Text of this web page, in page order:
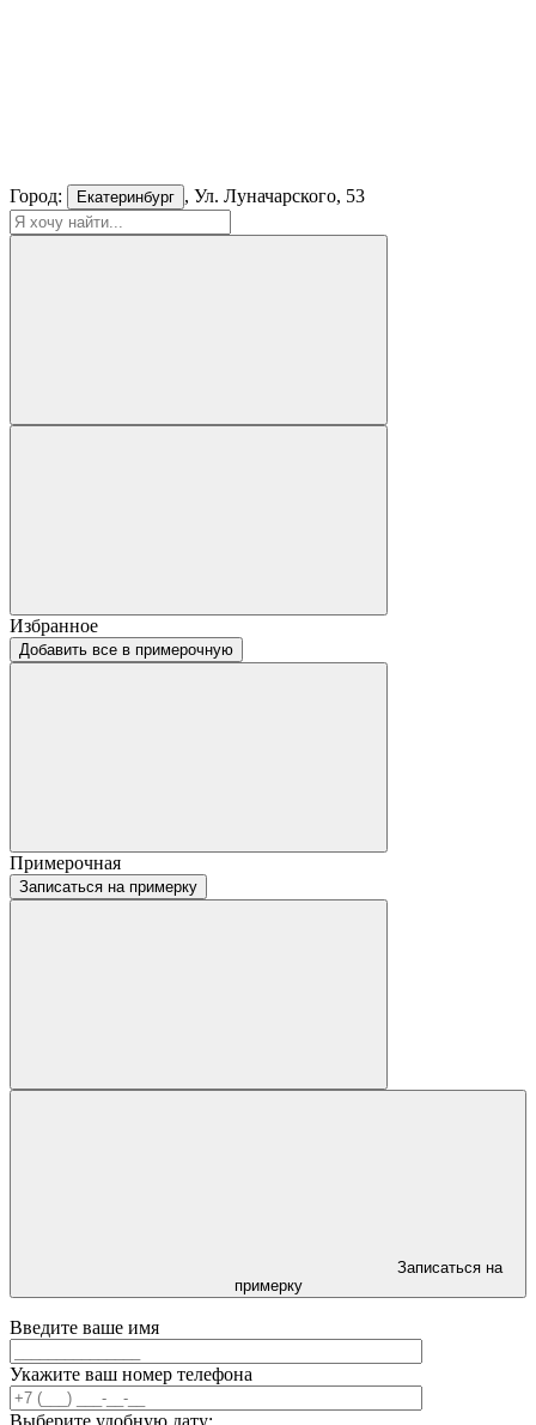
Город: Екатеринбург , Ул. Луначарского, 53
Избранное
Добавить все в примерочную
Примерочная
Записаться на примерку
Записаться на
примерку
Введите ваше имя
Укажите ваш номер телефона
Выберите удобную дату: